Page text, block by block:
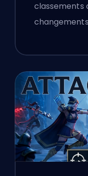
classements